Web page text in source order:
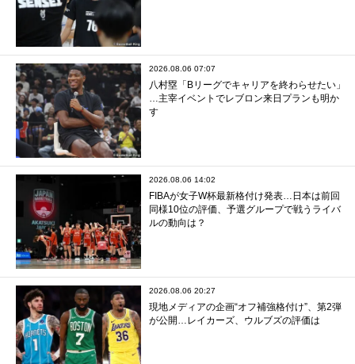
2026.08.06 07:07
八村塁「Bリーグでキャリアを終わらせたい」
…主宰イベントでレブロン来日プランも明か
す
2026.08.06 14:02
FIBAが女子W杯最新格付け発表…日本は前回
同様10位の評価、予選グループで戦うライバ
ルの動向は？
2026.08.06 20:27
現地メディアの企画“オフ補強格付け”、第2弾
が公開…レイカーズ、ウルブズの評価は